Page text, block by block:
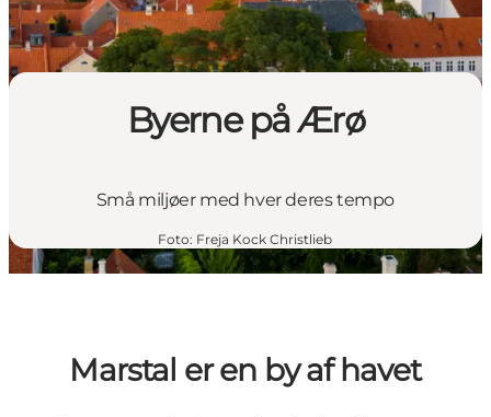
Byerne på Ærø
Små miljøer med hver deres tempo
Foto: Freja Kock Christlieb
Marstal er en by af havet